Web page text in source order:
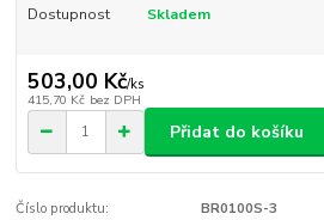
Dostupnost Skladem
503,00 Kč/ks
415,70 Kč bez DPH
Přidat do košíku
Číslo produktu: BR0100S-3